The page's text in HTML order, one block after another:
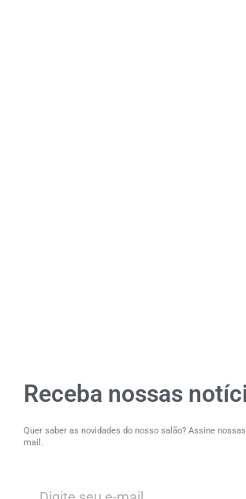
Receba nossas
Quer saber as novidades do nosso salão? Assine
mail.